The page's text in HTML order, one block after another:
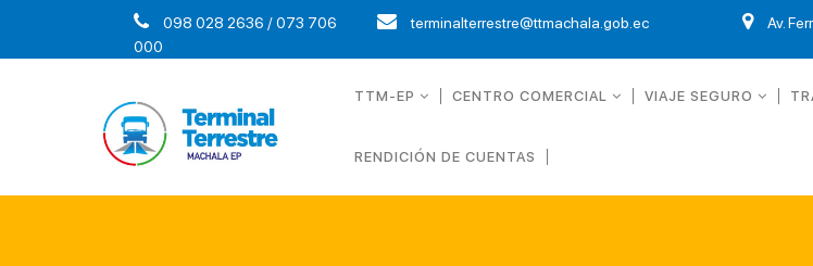
098 028 2636 / 073 706
000
terminalterrestre@ttmachala.gob.ec Av.
TTM-EP CENTRO COMERCIAL VIAJE SEGURO
RENDICIÓN DE CUENTAS